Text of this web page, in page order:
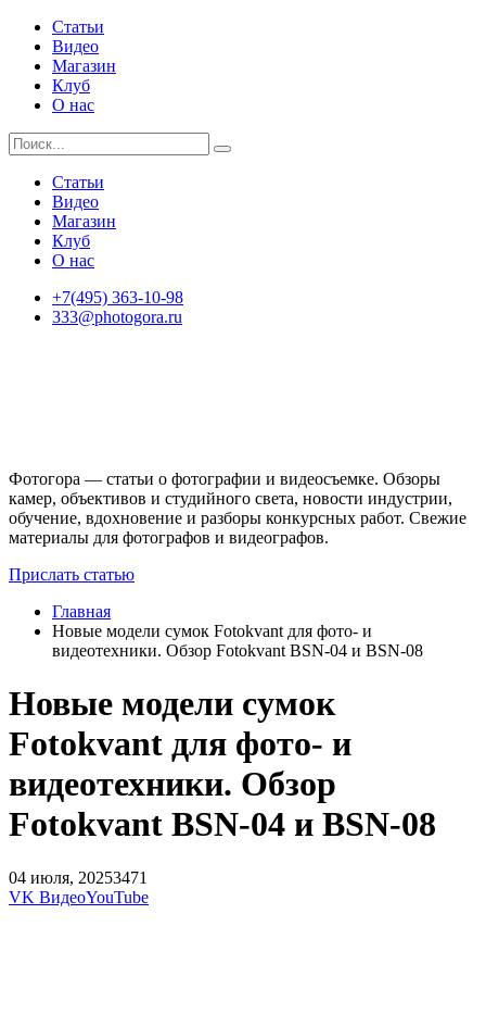
Статьи
Видео
Магазин
Клуб
О нас
Статьи
Видео
Магазин
Клуб
О нас
+7(495) 363-10-98
333@photogora.ru
Фотогора — статьи о фотографии и видеосъемке. Обзоры
камер, объективов и студийного света, новости индустрии,
обучение, вдохновение и разборы конкурсных работ. Свежие
материалы для фотографов и видеографов.
Прислать статью
Главная
Новые модели сумок Fotokvant для фото- и
видеотехники. Обзор Fotokvant BSN-04 и BSN-08
Новые модели сумок
Fotokvant для фото- и
видеотехники. Обзор
Fotokvant BSN-04 и BSN-08
04 июля, 20253471
VK ВидеоYouTube